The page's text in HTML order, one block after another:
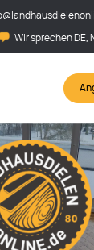
Wir sprechen DE,